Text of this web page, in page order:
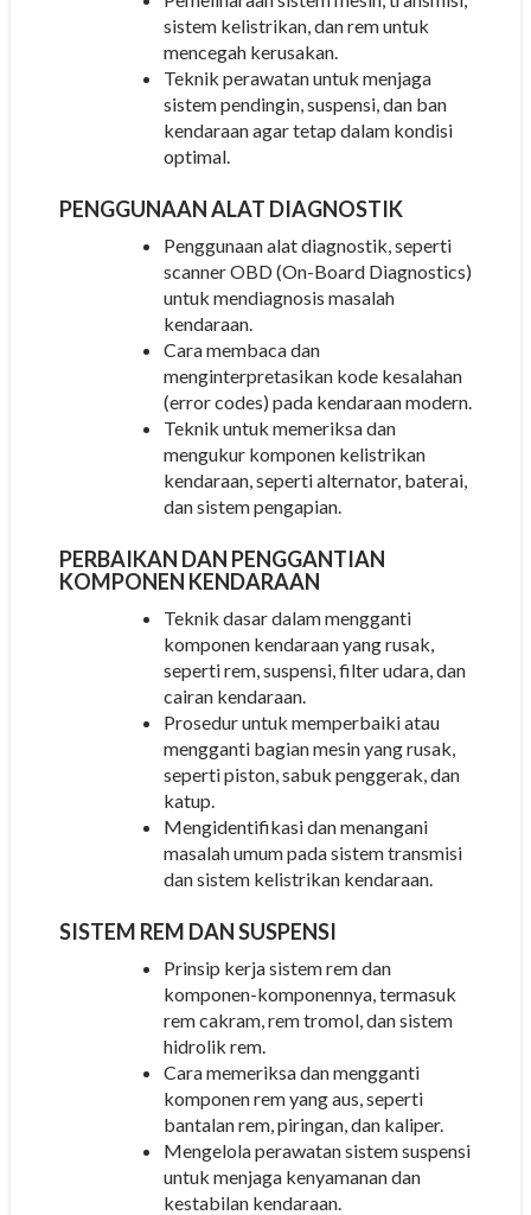
sistem kelistrikan, dan rem untuk
mencegah kerusakan.
Teknik perawatan untuk menjaga
sistem pendingin, suspensi, dan ban
kendaraan agar tetap dalam kondisi
optimal.
PENGGUNAAN ALAT DIAGNOSTIK
Penggunaan alat diagnostik, seperti
scanner OBD (On-Board Diagnostics)
untuk mendiagnosis masalah
kendaraan.
Cara membaca dan
menginterpretasikan kode kesalahan
(error codes) pada kendaraan modern.
Teknik untuk memeriksa dan
mengukur komponen kelistrikan
kendaraan, seperti alternator, baterai,
dan sistem pengapian.
PERBAIKAN DAN PENGGANTIAN
KOMPONEN KENDARAAN
Teknik dasar dalam mengganti
komponen kendaraan yang rusak,
seperti rem, suspensi, filter udara, dan
cairan kendaraan.
Prosedur untuk memperbaiki atau
mengganti bagian mesin yang rusak,
seperti piston, sabuk penggerak, dan
katup.
Mengidentifikasi dan menangani
masalah umum pada sistem transmisi
dan sistem kelistrikan kendaraan.
SISTEM REM DAN SUSPENSI
Prinsip kerja sistem rem dan
komponen-komponennya, termasuk
rem cakram, rem tromol, dan sistem
hidrolik rem.
Cara memeriksa dan mengganti
komponen rem yang aus, seperti
bantalan rem, piringan, dan kaliper.
Mengelola perawatan sistem suspensi
untuk menjaga kenyamanan dan
kestabilan kendaraan.